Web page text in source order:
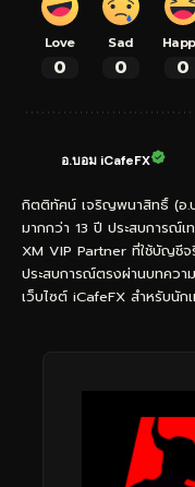
Love
0
Sad
0 0
อ.บอม iCafeFX
กิตติทัศน์ เจริญพนาสิทธิ์ (อ
มากกว่า 13 ปี ประสบการณ์
XM VIP Partner ที่ใช้บัญชี
ประสบการณ์ตรงผ่านบทคว
เว็บไซต์ iCafeFX สำหรับนัก